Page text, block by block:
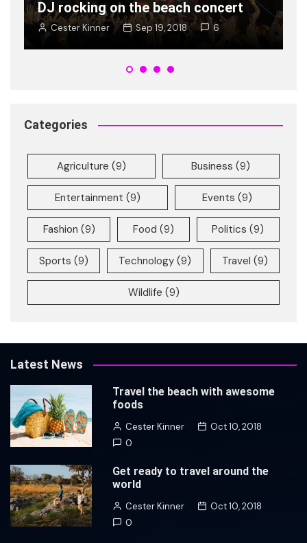
DJ rocking on the beach concert
Cester Kinner Sep 19, 2018 6
Ban is
Cester
Categories
Agriculture (9) Business (9)
Entertainment (9) Events (9)
Fashion (9) Food (9) Politics (9)
Sports (9) Technology (9) Travel (9)
Wildlife (9)
Latest News
Travel the beach with awesome
foods
Cester Kinner
Oct 10, 2018
0
Get ready to travel around the
world
Cester Kinner
Oct 10, 2018
0